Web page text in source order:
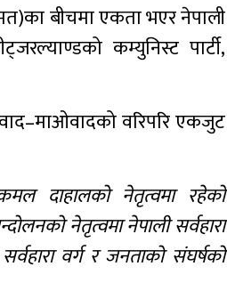
बीचमा एकता भएर नेपाली
कम्युनिस्ट पार्टी,
वरिपरि एकजुट
दाहालको नेतृत्वमा रहेको
नेतृत्वमा नेपाली सर्वहारा
वर्ग र जनताको संघर्षको